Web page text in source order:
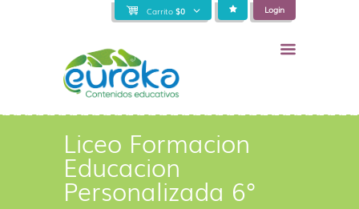
Carrito $0 Login
Liceo Formacion
Educacion
Personalizada 6°